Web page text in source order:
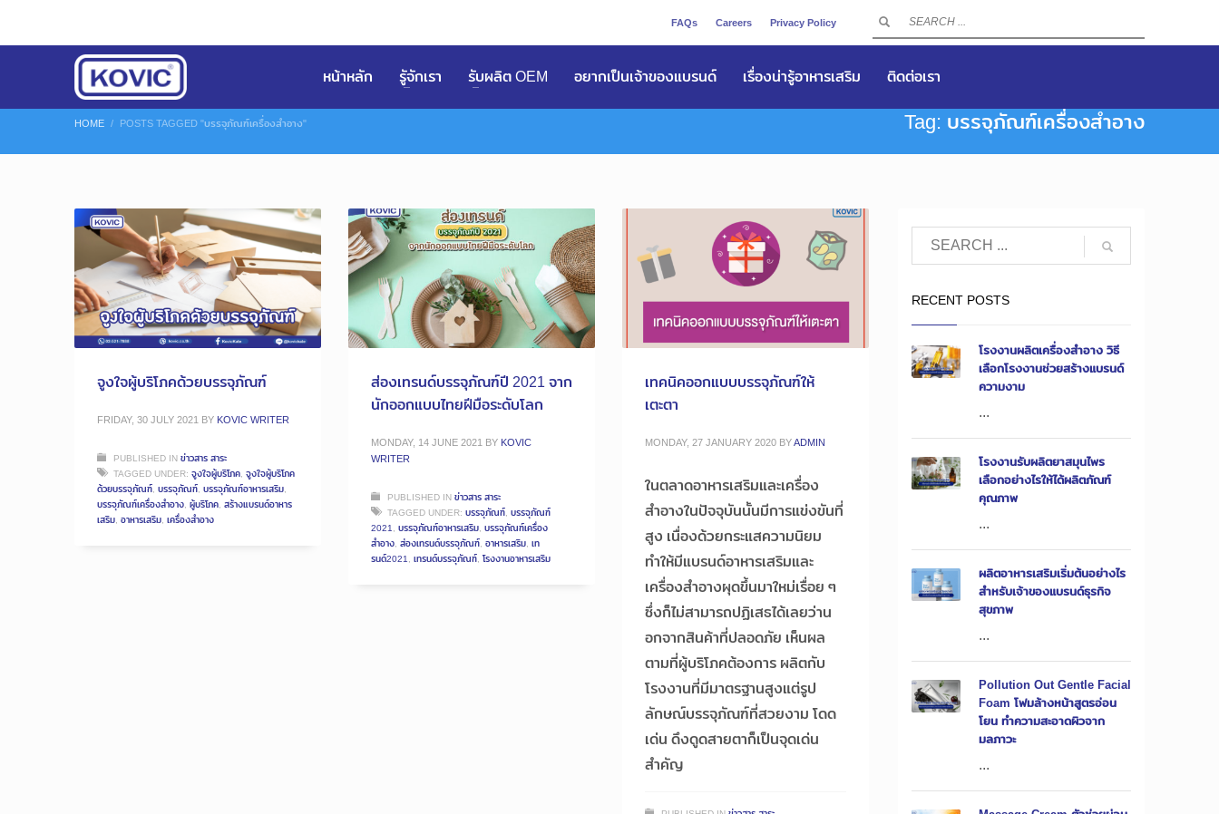
FAQs Careers Privacy Policy
หน้าหลัก รูัจักเรา รับผลิต OEM อยากเป็นเจ้าของแบรนด์ เรื่องน่ารู้อาหารเสริม ติดต่อเรา
HOME POSTS TAGGED "บรรจุภัณฑ์เครื่องสำอาง" Tag: บรรจุภัณฑ์เครื่องสำอาง
จูงใจผู้บริโภคด้วยบรรจุภัณฑ์
FRIDAY, 30 JULY 2021 BY KOVIC WRITER
PUBLISHED INข่าวสาร สาระ
TAGGED UNDER: จูงใจผู้บริโภค, จูงใจผู้บริโภค
ด้วยบรรจุภัณฑ์, บรรจุภัณฑ์, บรรจุภัณฑ์อาหารเสริม,
บรรจุภัณฑ์เครื่องสำอาง, ผู้บริโภค, สร้างแบรนด์อาหาร
เสริม, อาหารเสริม, เครื่องสำอาง
ส่องเทรนด์บรรจุภัณฑ์ปี 2021 จาก
นักออกแบบไทยฝีมือระดับโลก
MONDAY, 14 JUNE 2021 BY KOVIC
WRITER
PUBLISHED INข่าวสาร สาระ
TAGGED UNDER: บรรจุภัณฑ์, บรรจุภัณฑ์
2021, บรรจุภัณฑ์อาหารเสริม, บรรจุภัณฑ์เครื่อง
สำอาง, ส่องเทรนด์บรรจุภัณฑ์, อาหารเสริม, เท
รนด์2021, เทรนด์บรรจุภัณฑ์, โรงงานอาหารเสริม
เทคนิคออกแบบบรรจุภัณฑ์ให้
เตะตา
MONDAY, 27 JANUARY 2020 BYADMIN
ในตลาดอาหารเสริมและเครื่อง
สำอางในปัจจุบันนั้นมีการแข่งขันที่
สูง เนื่องด้วยกระแสความนิยม
ทำให้มีแบรนด์อาหารเสริมและ
เครื่องสำอางผุดขึ้นมาใหม่เรื่อย ๆ
ซึ่งก็ไม่สามารถปฏิเสธได้เลยว่าน
อกจากสินค้าที่ปลอดภัย เห็นผล
ตามที่ผู้บริโภคต้องการ ผลิตกับ
โรงงานที่มีมาตรฐานสูงแต่รูป
ลักษณ์บรรจุภัณฑ์ที่สวยงาม โดด
เด่น ดึงดูดสายตาก็เป็นจุดเด่น
สำคัญ
RECENT POSTS
โรงงานผลิตเครื่องสำอาง วิธี
เลือกโรงงานช่วยสร้างแบรนด์
ความงาม
...
โรงงานรับผลิตยาสมุนไพร
เลือกอย่างไรให้ได้ผลิตภัณฑ์
คุณภาพ
...
ผลิตอาหารเสริมเริ่มต้นอย่างไร
สำหรับเจ้าของแบรนด์ธุรกิจ
สุขภาพ
...
Pollution Out Gentle Facial
Foam โฟมล้างหน้าสูตรอ่อน
โยน ทำความสะอาดผิวจาก
มลภาวะ
...